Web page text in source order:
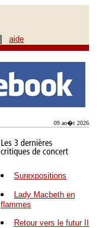
aide
09 ao�t 2026
Surexpositions
Lady Macbeth en
flammes
Retour vers le futur II